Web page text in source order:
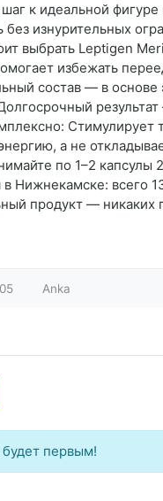
к идеальной
без изнурительных
выбрать Leptigen
избежать
состав — в
а не
по 1–2 капсулы
Нижнекамске: всего
продукт —
Anka
первым!